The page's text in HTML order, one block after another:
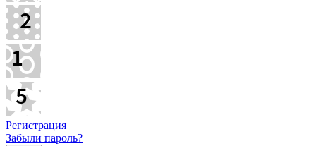
Регистрация
Забыли пароль?